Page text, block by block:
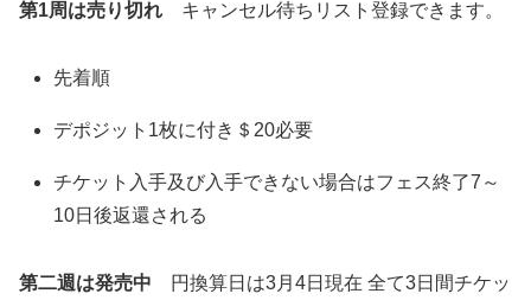
第1周は売り切れ キャンセル待ちリスト登録できます。
先着順
デポジット1枚に付き＄20必要
チケット入手及び入手できない場合はフェス終了7～
10日後返還される
第二週は発売中 円換算日は3月4日現在 全て3日間チケッ